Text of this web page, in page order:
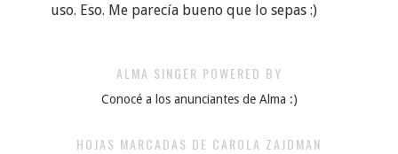
uso. Eso. Me parecía bueno que lo sepas :)
ALMA SINGER POWERED BY
Conocé a los anunciantes de Alma :)
HOJAS MARCADAS DE CAROLA ZAJDMAN